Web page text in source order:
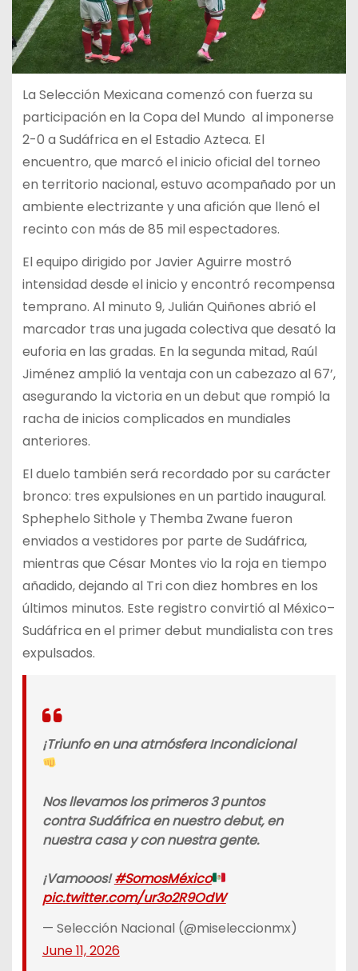
La Selección Mexicana comenzó con fuerza su
participación en la Copa del Mundo al imponerse
2-0 a Sudáfrica en el Estadio Azteca. El
encuentro, que marcó el inicio oficial del torneo
en territorio nacional, estuvo acompañado por un
ambiente electrizante y una afición que llenó el
recinto con más de 85 mil espectadores.
El equipo dirigido por Javier Aguirre mostró
intensidad desde el inicio y encontró recompensa
temprano. Al minuto 9, Julián Quiñones abrió el
marcador tras una jugada colectiva que desató la
euforia en las gradas. En la segunda mitad, Raúl
Jiménez amplió la ventaja con un cabezazo al 67’,
asegurando la victoria en un debut que rompió la
racha de inicios complicados en mundiales
anteriores.
El duelo también será recordado por su carácter
bronco: tres expulsiones en un partido inaugural.
Sphephelo Sithole y Themba Zwane fueron
enviados a vestidores por parte de Sudáfrica,
mientras que César Montes vio la roja en tiempo
añadido, dejando al Tri con diez hombres en los
últimos minutos. Este registro convirtió al México–
Sudáfrica en el primer debut mundialista con tres
expulsados.
¡Triunfo en una atmósfera Incondicional
Nos llevamos los primeros 3 puntos
contra Sudáfrica en nuestro debut, en
nuestra casa y con nuestra gente.
¡Vamooos!#SomosMéxico
pic.twitter.com/ur3o2R9OdW
— Selección Nacional (@miseleccionmx)
June 11, 2026